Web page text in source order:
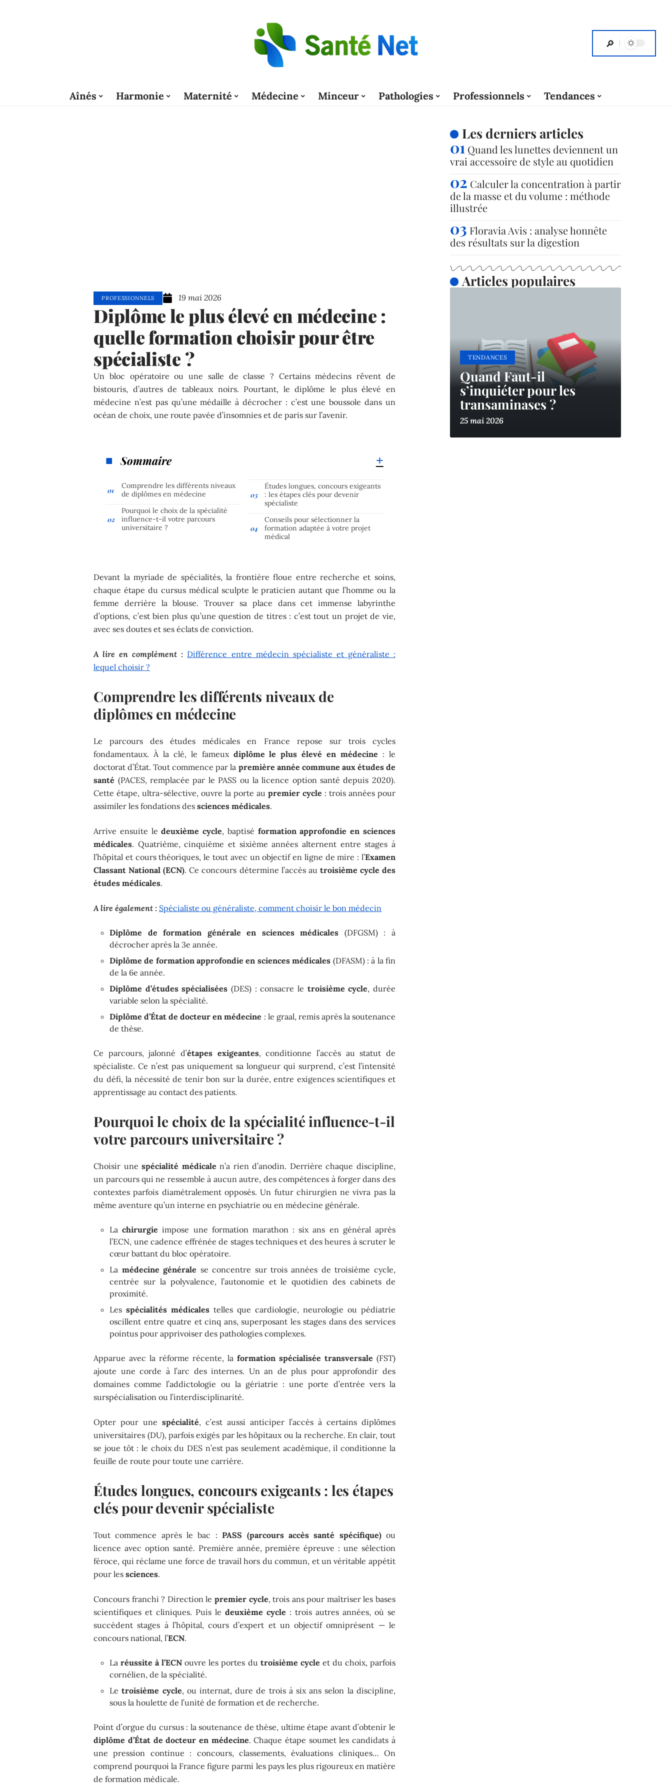
Aînés Harmonie Maternité Médecine Minceur Pathologies Professionnels Tendances
PROFESSIONNELS 19 mai 2026
Diplôme le plus élevé en médecine :
quelle formation choisir pour être
spécialiste ?
Un bloc opératoire ou une salle de classe ? Certains médecins rêvent de
bistouris, d’autres de tableaux noirs. Pourtant, le diplôme le plus élevé en
médecine n’est pas qu’une médaille à décrocher : c’est une boussole dans un
océan de choix, une route pavée d’insomnies et de paris sur l’avenir.
Sommaire
Comprendre les différents niveaux
de diplômes en médecine
Pourquoi le choix de la spécialité
influence-t-il votre parcours
universitaire ?
Études longues, concours exigeants
: les étapes clés pour devenir
spécialiste
Conseils pour sélectionner la
formation adaptée à votre projet
médical
Devant la myriade de spécialités, la frontière floue entre recherche et soins,
chaque étape du cursus médical sculpte le praticien autant que l’homme ou la
femme derrière la blouse. Trouver sa place dans cet immense labyrinthe
d’options, c’est bien plus qu’une question de titres : c’est tout un projet de vie,
avec ses doutes et ses éclats de conviction.
A lire en complément : Différence entre médecin spécialiste et généraliste :
lequel choisir ?
Comprendre les différents niveaux de
diplômes en médecine
Le parcours des études médicales en France repose sur trois cycles
fondamentaux. À la clé, le fameux diplôme le plus élevé en médecine : le
doctorat d’État. Tout commence par la première année commune aux études de
santé (PACES, remplacée par le PASS ou la licence option santé depuis 2020).
Cette étape, ultra-sélective, ouvre la porte au premier cycle : trois années pour
assimiler les fondations dessciences médicales.
Arrive ensuite ledeuxième cycle, baptisé formation approfondie en sciences
médicales. Quatrième, cinquième et sixième années alternent entre stages à
l’hôpital et cours théoriques, le tout avec un objectif en ligne de mire : l’Examen
Classant National (ECN). Ce concours détermine l’accès au troisième cycle des
études médicales.
A lire également : Spécialiste ou généraliste, comment choisir le bon médecin
Diplôme de formation générale en sciences médicales (DFGSM) : à
décrocher après la 3e année.
Diplôme de formation approfondie en sciences médicales (DFASM) : à la fin
de la 6e année.
Diplôme d’études spécialisées (DES) : consacre le troisième cycle, durée
variable selon la spécialité.
Diplôme d’État de docteur en médecine : le graal, remis après la soutenance
de thèse.
Ce parcours, jalonné d’étapes exigeantes, conditionne l’accès au statut de
spécialiste. Ce n’est pas uniquement sa longueur qui surprend, c’est l’intensité
du défi, la nécessité de tenir bon sur la durée, entre exigences scientifiques et
apprentissage au contact des patients.
Pourquoi le choix de la spécialité influence-t-il
votre parcours universitaire ?
Choisir unespécialité médicale n’a rien d’anodin. Derrière chaque discipline,
un parcours qui ne ressemble à aucun autre, des compétences à forger dans des
contextes parfois diamétralement opposés. Un futur chirurgien ne vivra pas la
même aventure qu’un interne en psychiatrie ou en médecine générale.
Lachirurgie impose une formation marathon : six ans en général après
l’ECN, une cadence effrénée de stages techniques et des heures à scruter le
cœur battant du bloc opératoire.
La médecine générale se concentre sur trois années de troisième cycle,
centrée sur la polyvalence, l’autonomie et le quotidien des cabinets de
proximité.
Lesspécialités médicales telles que cardiologie, neurologie ou pédiatrie
oscillent entre quatre et cinq ans, superposant les stages dans des services
pointus pour apprivoiser des pathologies complexes.
Apparue avec la réforme récente, la formation spécialisée transversale (FST)
ajoute une corde à l’arc des internes. Un an de plus pour approfondir des
domaines comme l’addictologie ou la gériatrie : une porte d’entrée vers la
surspécialisation ou l’interdisciplinarité.
Opter pour unespécialité, c’est aussi anticiper l’accès à certains diplômes
universitaires (DU), parfois exigés par les hôpitaux ou la recherche. En clair, tout
se joue tôt : le choix du DES n’est pas seulement académique, il conditionne la
feuille de route pour toute une carrière.
Études longues, concours exigeants : les étapes
clés pour devenir spécialiste
Tout commence après le bac :PASS (parcours accès santé spécifique)ou
licence avec option santé. Première année, première épreuve : une sélection
féroce, qui réclame une force de travail hors du commun, et un véritable appétit
pour lessciences.
Concours franchi ? Direction le premier cycle, trois ans pour maîtriser les bases
scientifiques et cliniques. Puis ledeuxième cycle : trois autres années, où se
succèdent stages à l’hôpital, cours d’expert et un objectif omniprésent — le
concours national, l’ECN.
Laréussite à l’ECN ouvre les portes du troisième cycle et du choix, parfois
cornélien, de la spécialité.
Letroisième cycle, ou internat, dure de trois à six ans selon la discipline,
sous la houlette de l’unité de formation et de recherche.
Point d’orgue du cursus : la soutenance de thèse, ultime étape avant d’obtenir le
diplôme d’État de docteur en médecine. Chaque étape soumet les candidats à
une pression continue : concours, classements, évaluations cliniques… On
comprend pourquoi la France figure parmi les pays les plus rigoureux en matière
de formation médicale.
Les derniers articles
Quand les lunettes deviennent un
vrai accessoire de style au quotidien
Calculer la concentration à partir
de la masse et du volume : méthode
illustrée
Floravia Avis : analyse honnête
des résultats sur la digestion
Articles populaires
TENDANCES
Quand Faut-il
s’inquiéter pour les
transaminases ?
25 mai 2026